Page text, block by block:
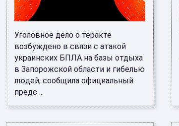
Уголовное дело о теракте
возбуждено в связи с атакой
украинских БПЛА на базы отдыха
в Запорожской области и гибелью
людей, сообщила официальный
предс ...